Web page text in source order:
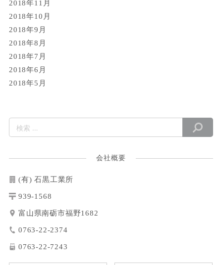
2018年11月
2018年10月
2018年9月
2018年8月
2018年7月
2018年6月
2018年5月
会社概要
(有) 石黒工業所
939-1568
富山県南砺市福野1682
0763-22-2374
0763-22-7243